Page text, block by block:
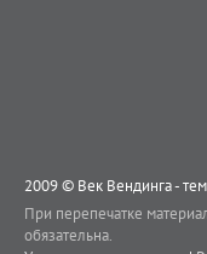
2009 © Век Вендинга -
При перепечатке
обязательна.